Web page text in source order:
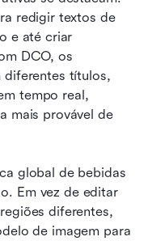
redigir textos de
e até criar
DCO, os
diferentes títulos,
tempo real,
mais provável de
global de bebidas
Em vez de editar
diferentes,
de imagem para